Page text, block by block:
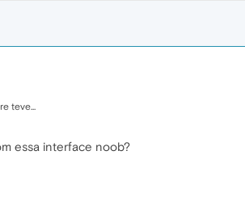
teve...
essa interface noob?